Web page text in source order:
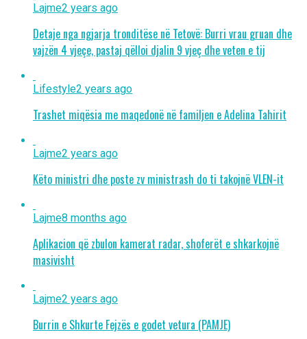
Lajme2 years ago
Detaje nga ngjarja tronditëse në Tetovë: Burri vrau gruan dhe
vajzën 4 vjeçe, pastaj qëlloi djalin 9 vjeç dhe veten e tij
Lifestyle2 years ago
Trashet miqësia me maqedonë në familjen e Adelina Tahirit
Lajme2 years ago
Këto ministri dhe poste zv ministrash do ti takojnë VLEN-it
Lajme8 months ago
Aplikacion që zbulon kamerat radar, shoferët e shkarkojnë
masivisht
Lajme2 years ago
Burrin e Shkurte Fejzës e godet vetura (PAMJE)